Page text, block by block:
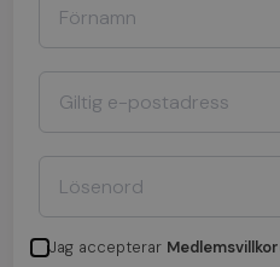
Jag accepterar